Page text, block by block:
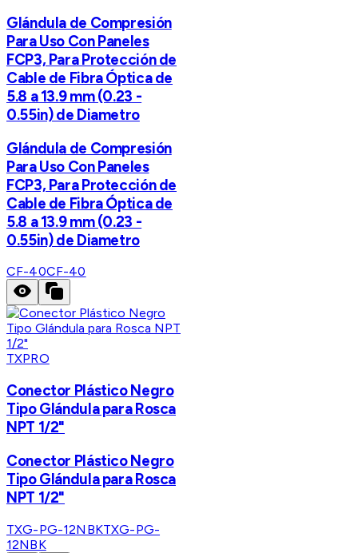
Glándula de Compresión
Para Uso Con Paneles
FCP3, Para Protección de
Cable de Fibra Óptica de
5.8 a 13.9 mm (0.23 -
0.55in) de Diametro
Glándula de Compresión
Para Uso Con Paneles
FCP3, Para Protección de
Cable de Fibra Óptica de
5.8 a 13.9 mm (0.23 -
0.55in) de Diametro
CF-40CF-40
TXPRO
Conector Plástico Negro
Tipo Glándula para Rosca
NPT 1/2"
Conector Plástico Negro
Tipo Glándula para Rosca
NPT 1/2"
TXG-PG-12NBKTXG-PG-
12NBK